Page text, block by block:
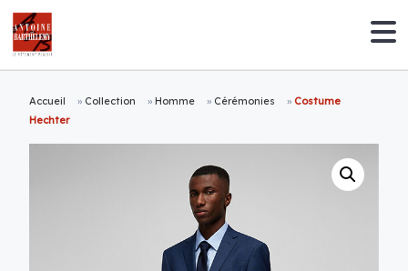
Accueil » Collection »Homme » Cérémonies »Costume
Hechter